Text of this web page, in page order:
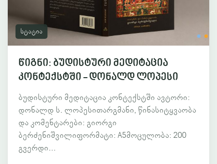
სტატია
წიგნი: ბუდისტური მედიტაცია
კონტექსტში - დონალდ ლოპესი
ბუდისტური მედიტაცია კონტექსტში ავტორი:
დონალდ ს. ლოპესითარგმანი, წინასიტყვაობა
და კომენტარები: გიორგი
ბერძენიშვილიფორმატი: A5მოცულობა: 200
გვერდი...